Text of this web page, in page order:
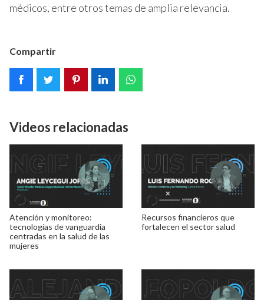
médicos, entre otros temas de amplia relevancia.
Compartir
Videos relacionadas
Atención y monitoreo:
tecnologías de vanguardia
centradas en la salud de las
mujeres
Recursos financieros que
fortalecen el sector salud